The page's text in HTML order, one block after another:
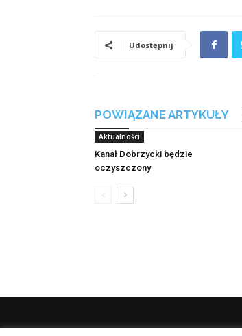
Udostępnij
POWIĄZANE ARTYKUŁY
Aktualności
Kanał Dobrzycki będzie
oczyszczony